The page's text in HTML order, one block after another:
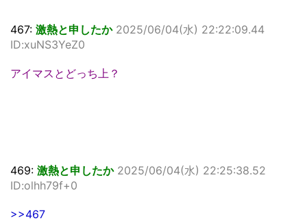
467: 激熱と申したか 2025/06/04(水) 22:22:09.44
ID:xuNS3YeZ0
アイマスとどっち上？
469: 激熱と申したか 2025/06/04(水) 22:25:38.52
ID:olhh79f+0
>>467